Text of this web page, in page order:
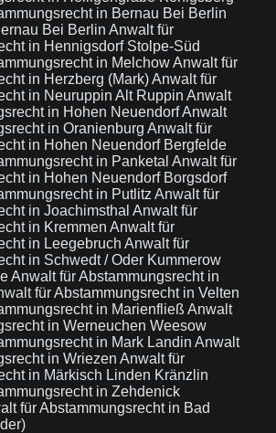
in Bernau Bei Berlin
Bei Berlin Anwalt für
in Hennigsdorf Stolpe-Süd
in MelchowAnwalt für
in Herzberg (Mark)Anwalt für
in Neuruppin Alt Ruppin Anwalt
in Hohen NeuendorfAnwalt
in Oranienburg Anwalt für
in Hohen Neuendorf Bergfelde
in Panketal Anwalt für
in Hohen Neuendorf Borgsdorf
in Putlitz Anwalt für
in Joachimsthal Anwalt für
in Kremmen Anwalt für
in Leegebruch Anwalt für
in Schwedt / Oder Kummerow
Anwalt für Abstammungsrecht in
für Abstammungsrecht in Velten
in Marienfließ Anwalt
in Werneuchen Weesow
in Mark Landin Anwalt
in Wriezen Anwalt für
in Märkisch Linden Kränzlin
in Zehdenick
für Abstammungsrecht in Bad